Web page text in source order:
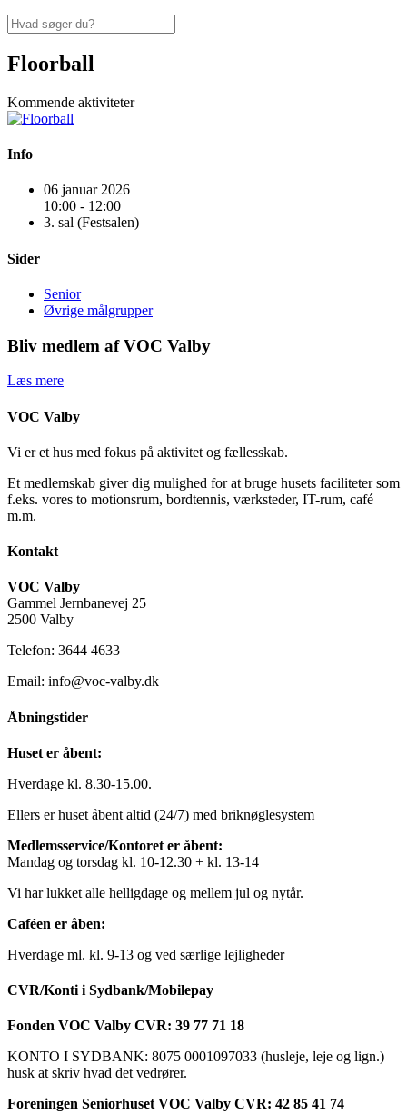
Floorball
Kommende aktiviteter
Info
06 januar 2026
10:00 - 12:00
3. sal (Festsalen)
Sider
Senior
Øvrige målgrupper
Bliv medlem af VOC Valby
Læs mere
VOC Valby
Vi er et hus med fokus på aktivitet og fællesskab.
Et medlemskab giver dig mulighed for at bruge husets faciliteter som
f.eks. vores to motionsrum, bordtennis, værksteder, IT-rum, café
m.m.
Kontakt
VOC Valby
Gammel Jernbanevej 25
2500 Valby
Telefon: 3644 4633
Email: info@voc-valby.dk
Åbningstider
Huset er åbent:
Hverdage kl. 8.30-15.00.
Ellers er huset åbent altid (24/7) med briknøglesystem
Medlemsservice/Kontoret er åbent:
Mandag og torsdag kl. 10-12.30 + kl. 13-14
Vi har lukket alle helligdage og mellem jul og nytår.
Caféen er åben:
Hverdage ml. kl. 9-13 og ved særlige lejligheder
CVR/Konti i Sydbank/Mobilepay
Fonden VOC Valby CVR: 39 77 71 18
KONTO I SYDBANK: 8075 0001097033 (husleje, leje og lign.)
husk at skriv hvad det vedrører.
Foreningen Seniorhuset VOC Valby CVR: 42 85 41 74